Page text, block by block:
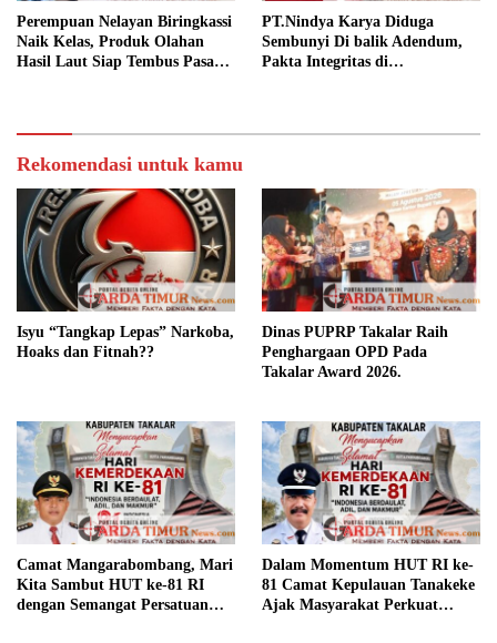
Perempuan Nelayan Biringkassi
Naik Kelas, Produk Olahan
Hasil Laut Siap Tembus Pasar
PT.Nindya Karya Diduga
Sembunyi Di balik Adendum,
Pakta Integritas di
Rekomendasi untuk kamu
Isyu “Tangkap Lepas” Narkoba,
Hoaks dan Fitnah??
Dinas PUPRP Takalar Raih
Penghargaan OPD Pada
Takalar Award 2026.
Camat Mangarabombang, Mari
Kita Sambut HUT ke-81 RI
dengan Semangat Persatuan
Dalam Momentum HUT RI ke-
81 Camat Kepulauan Tanakeke
Ajak Masyarakat Perkuat